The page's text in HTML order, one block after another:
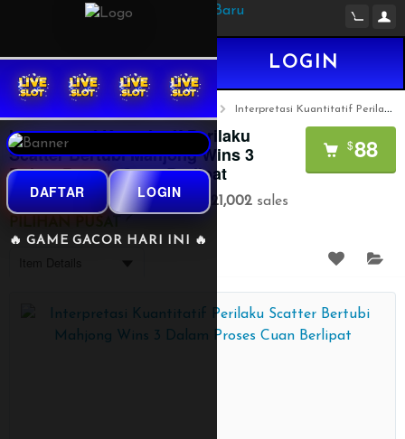
DAFTAR LOGIN
🔥 GAME GACOR HARI INI 🔥
DAFTAR LOGIN
INDONESIA-NEWS Situs Terpercaya Interpretasi Kuantitatif Perilaku Scatter Bertubi Mahjong Wins 3 Dalam Proses Cuan Berlipat
Interpretasi Kuantitatif Perilaku
Scatter Bertubi Mahjong Wins 3
Dalam Proses Cuan Berlipat
$88
ByINDONESIA-NEWS 121,002 sales
Item Details